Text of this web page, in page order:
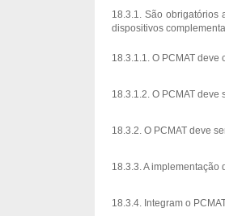
18.3.1. São obrigatórios
dispositivos
18.3.1.1. O PCMAT
18.3.1.2. O PCMAT
18.3.2. O PCMAT deve
18.3.3. A
18.3.4. Integram o